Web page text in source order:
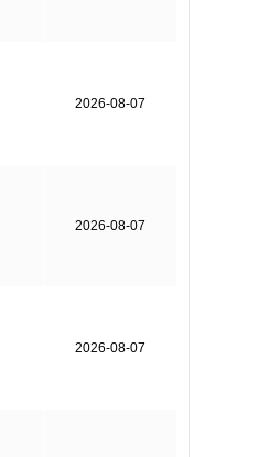
2026-08-07
2026-08-07
2026-08-07